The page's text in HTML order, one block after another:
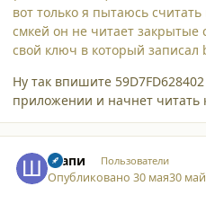
вот только я пытаюсь
смкей он не читает закрытые
свой ключ в который
Ну так впишите
приложении и начнет читать
Шапи Пользователи
Опубликовано30 мая30 май